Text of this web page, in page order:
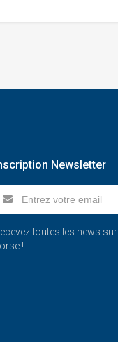
Newsletter
toutes les news
!